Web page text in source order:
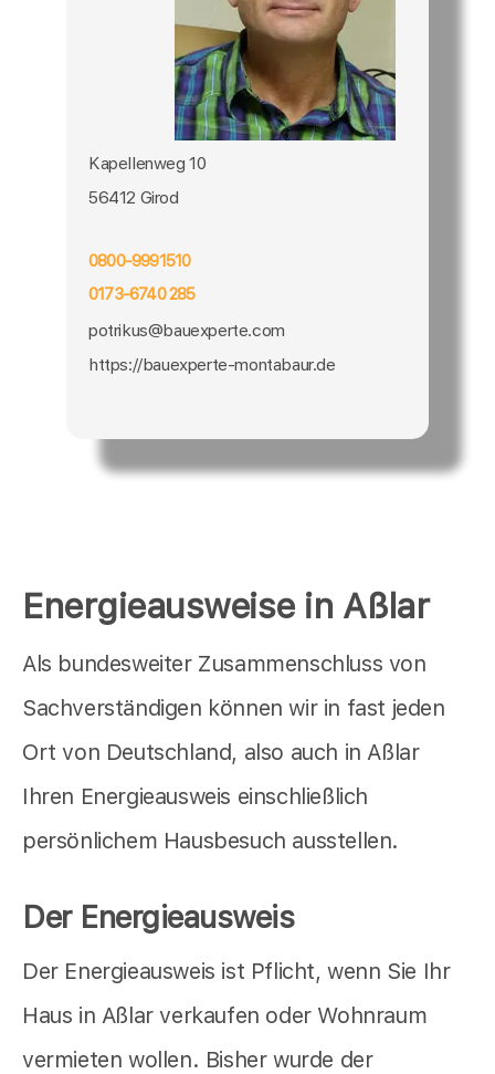
Energieausweise in Aßlar
Als bundesweiter Zusammenschluss von
Sachverständigen können wir in fast jeden
Ort von Deutschland, also auch in Aßlar
Ihren Energieausweis einschließlich
persönlichem Hausbesuch ausstellen.
Der Energieausweis
Der Energieausweis ist Pflicht, wenn Sie Ihr
Haus in Aßlar verkaufen oder Wohnraum
vermieten wollen. Bisher wurde der
Kapellenweg 10
56412 Girod
0800-9991510
0173-6740 285
potrikus@bauexperte.com
https://bauexperte-montabaur.de